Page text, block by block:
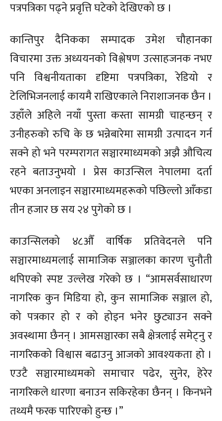
पत्रपत्रिका पढ्ने प्रवृत्ति घटेको देखिएको छ ।
कान्तिपुर दैनिकका सम्पादक उमेश चौहानका
विचारमा उक्त अध्ययनको विश्लेषण उत्साहजनक नभए
पनि विश्वनीयताका दृष्टिमा पत्रपत्रिका, रेडियो र
टेलिभिजनलाई कायमै राखिएकाले निराशाजनक छैन ।
उहाँले अहिले नयाँ पुस्ता कस्ता सामग्री चाहन्छन् र
उनीहरुको रुचि के छ भन्नेबारेमा सामग्री उत्पादन गर्न
सक्ने हो भने परम्परागत सञ्चारमाध्यमको अझै औचित्य
रहने बताउनुभयो । प्रेस काउन्सिल नेपालमा दर्ता
भएका अनलाइन सञ्चारमाध्यमहरूको पछिल्लो आँकडा
तीन हजार छ सय २४ पुगेको छ ।
काउन्सिलको ४८औँ वार्षिक प्रतिवेदनले पनि
सञ्चारमाध्यमलाई सामाजिक सञ्जालका कारण चुनौती
थपिएको स्पष्ट उल्लेख गरेको छ । “आमसर्वसाधारण
नागरिक कुन मिडिया हो, कुन सामाजिक सञ्जाल हो,
को पत्रकार हो र को होइन भनेर छुट्याउन सक्ने
अवस्थामा छैनन् । आमसञ्चारका सबै क्षेत्रलाई समेट्नु र
नागरिकको विश्वास बढाउनु आजको आवश्यकता हो ।
एउटै सञ्चारमाध्यमको समाचार पढेर, सुनेर, हेरेर
नागरिकले धारणा बनाउन सकिरहेका छैनन् । किनभने
तथ्यमै फरक पारिएको हुन्छ ।”